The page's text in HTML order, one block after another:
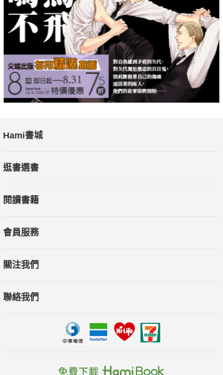
▎奮鬥與堅持的心理專注
聚焦於專注力、意志力和奮鬥精神，強調專注是成功的神奇之
鑰，而堅持不懈是一種可貴的境界。這一章提倡忍耐，並教授如
何克服急於求成、浮躁、保守等不利於成功的心理。
▎成功與超越的心理境界
以正確看待成功為開端，引導讀者克服成功後的貪欲和追求奢侈
心理。同時，該章還強調幸福感、快樂、自我超越、感恩心理等
與目標、行動與實踐、自信與自強、消極與挫折、奮鬥與堅持、
析了人們在實現成功的道路上容易出現的心理問題，並相應提出
理優勢，並邁向成功之路。
Hami書城
逛書選書
閱讀書籍
會員服務
關注我們
聯絡我們